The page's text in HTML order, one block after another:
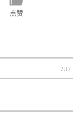
点赞
3:17